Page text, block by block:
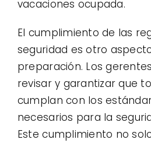
vacaciones ocupada.
El cumplimiento de las
seguridad es otro
preparación. Los
revisar y garantizar que
cumplan con los
necesarios para la
Este cumplimiento no